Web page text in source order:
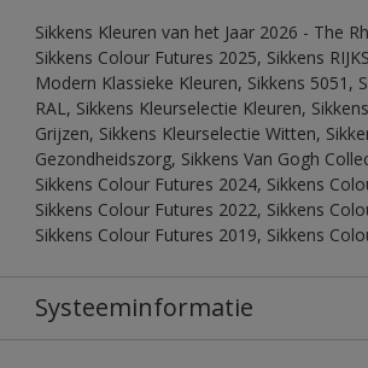
Sikkens Kleuren van het Jaar 2026 - The
Sikkens Colour Futures 2025, Sikkens
Modern Klassieke Kleuren, Sikkens 5051,
RAL, Sikkens Kleurselectie Kleuren,
Grijzen, Sikkens Kleurselectie Witten,
Gezondheidszorg, Sikkens Van Gogh
Sikkens Colour Futures 2024, Sikkens
Sikkens Colour Futures 2022, Sikkens
Sikkens Colour Futures 2019, Sikkens
Systeeminformatie